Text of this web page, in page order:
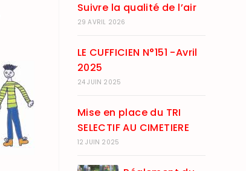
Suivre la qualité de l’air
29 AVRIL 2026
LE CUFFICIEN N°151 -Avril
2025
24 JUIN 2025
Mise en place du TRI
SELECTIF AU CIMETIERE
12 JUIN 2025